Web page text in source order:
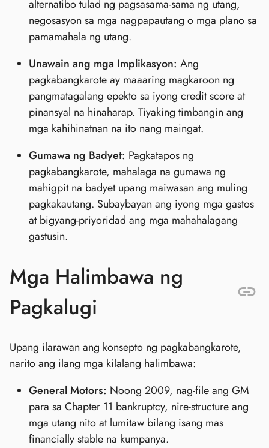
alternatibo tulad ng pagsasama-sama ng utang,
negosasyon sa mga nagpapautang o mga plano sa
pamamahala ng utang.
Unawain ang mga Implikasyon: Ang
pagkabangkarote ay maaaring magkaroon ng
pangmatagalang epekto sa iyong credit score at
pinansyal na hinaharap. Tiyaking timbangin ang
mga kahihinatnan na ito nang maingat.
Gumawa ng Badyet: Pagkatapos ng
pagkabangkarote, mahalaga na gumawa ng
mahigpit na badyet upang maiwasan ang muling
pagkakautang. Subaybayan ang iyong mga gastos
at bigyang-priyoridad ang mga mahahalagang
gastusin.
Mga Halimbawa ng
Pagkalugi
Upang ilarawan ang konsepto ng pagkabangkarote,
narito ang ilang mga kilalang halimbawa:
General Motors: Noong 2009, nag-file ang GM
para sa Chapter 11 bankruptcy, nire-structure ang
mga utang nito at lumitaw bilang isang mas
financially stable na kumpanya.